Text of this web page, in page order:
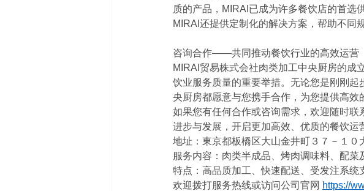
质的产品，MIRAI已成为许多餐饮店的首选
MIRAI还提供定制化的解决方案，帮助不同
咨询合作——共同推动餐饮行业的高效运营
MIRAI贸易株式会社肉类加工中央厨房的成
饮业服务质量的重要举措。无论您是刚刚
央厨房都愿意与您携手合作，为您提供高效
如果您有任何合作或咨询需求，欢迎随时
进步与发展，开启更加高效、优质的餐饮运
地址：東京都板橋区大山金井町３７－１０
服务内容：肉类半成品、烤肉调味料、配菜
特点：高品质加工、快速配送、受发注系统
欢迎拨打服务热线或访问公司官网 https://